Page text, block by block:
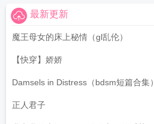
最新更新
魔王母女的床上秘情（gl乱伦）
【快穿】娇娇
Damsels in Distress（bdsm短篇合集）
正人君子